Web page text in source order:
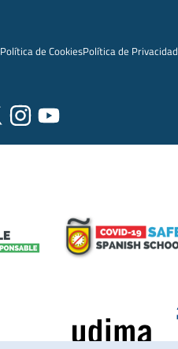
Política de CookiesPolítica de Privacidad